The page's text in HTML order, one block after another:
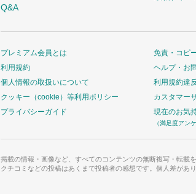
Q&A
プレミアム会員とは
利用規約
個人情報の取扱いについて
クッキー（cookie）等利用ポリシー
プライバシーガイド
免責・コピ
ヘルプ・お
利用規約違
カスタマー
現在のお気
（満足度アン
掲載の情報・画像など、すべてのコンテンツの無断複写・転載を
クチコミなどの投稿はあくまで投稿者の感想です。個人差があ